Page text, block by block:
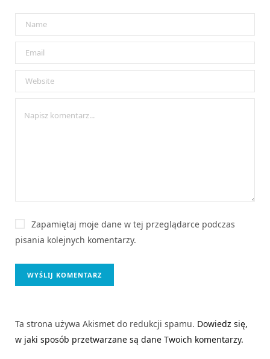
i
n
t
e
r
n
e
Zapamiętaj moje dane w tej przeglądarce podczas
pisania kolejnych komentarzy.
Ta strona używa Akismet do redukcji spamu. Dowiedz się,
w jaki sposób przetwarzane są dane Twoich komentarzy.